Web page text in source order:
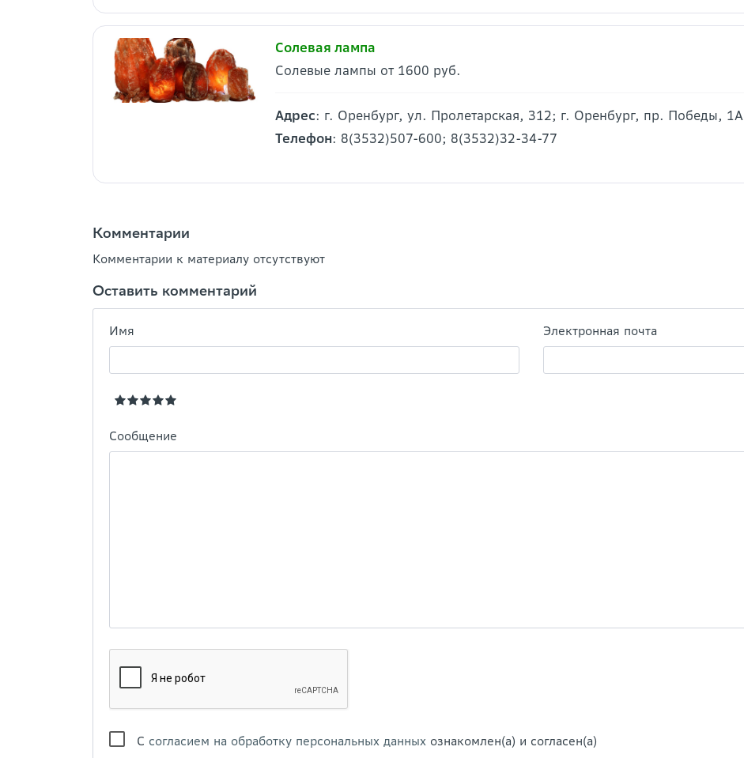
Солевая лампа
Солевые лампы от 1600 руб.
Адрес: г. Оренбург, ул. Пролетарская, 312; г. Оренбург, пр. Победы, 1А
Телефон: 8(3532)507-600; 8(3532)32-34-77
Комментарии
Комментарии к материалу отсутствуют
Оставить комментарий
Имя Электронная почта
Сообщение
С согласием на обработку персональных данных ознакомлен(а) и согласен(а)